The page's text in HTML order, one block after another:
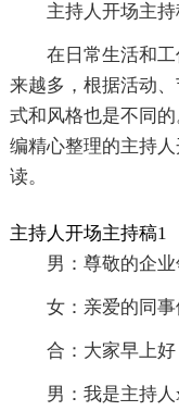
主持人开场主
在日常生活和
来越多，根据活动
式和风格也是不同
编精心整理的主持
读。
主持人开场主持稿1
男：尊敬的企业
女：亲爱的同事
合：大家早上好
男：我是主持